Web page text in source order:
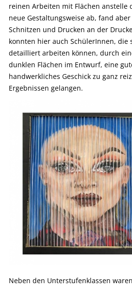
reinen Arbeiten mit Flächen anstelle
neue Gestaltungsweise ab, fand
Schnitzen und Drucken an der
konnten hier auch SchülerInnen,
detailliert arbeiten können, durch
dunklen Flächen im Entwurf, eine
handwerkliches Geschick zu ganz
Ergebnissen gelangen.
Neben den Unterstufenklassen